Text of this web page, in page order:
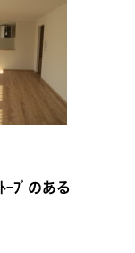
ｰﾌﾞのある